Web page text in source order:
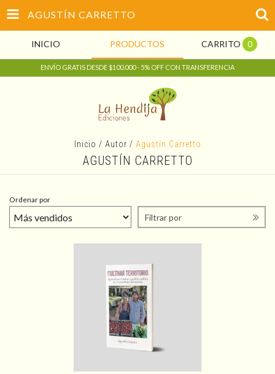
AGUSTÍN CARRETTO
INICIO PRODUCTOS CARRITO 0
ENVÍO GRATIS DESDE $100.000 - 5% OFF CON TRANSFERENCIA
Inicio / Autor / Agustín Carretto
AGUSTÍN CARRETTO
Ordenar por
Filtrar por